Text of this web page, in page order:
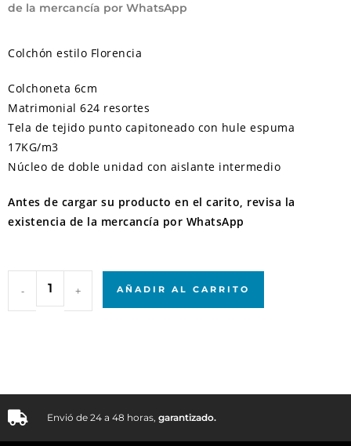
de la mercancía por WhatsApp
Colchón estilo Florencia
Colchoneta 6cm
Matrimonial 624 resortes
Tela de tejido punto capitoneado con hule espuma
17KG/m3
Núcleo de doble unidad con aislante intermedio
Antes de cargar su producto en el carito, revisa la
existencia de la mercancía por WhatsApp
- + AÑADIR AL CARRITO
Envió de 24 a 48 horas, garantizado.